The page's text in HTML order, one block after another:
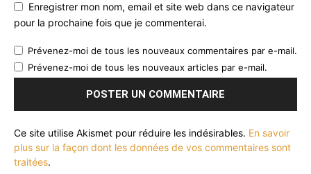
Enregistrer mon nom, email et site web dans ce navigateur
pour la prochaine fois que je commenterai.
Prévenez-moi de tous les nouveaux commentaires par e-mail.
Prévenez-moi de tous les nouveaux articles par e-mail.
Ce site utilise Akismet pour réduire les indésirables. En savoir
plus sur la façon dont les données de vos commentaires sont
traitées.